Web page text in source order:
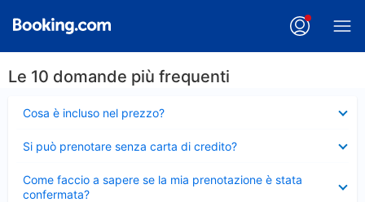
Le 10 domande più frequenti
Cosa è incluso nel prezzo?
chiuso
Si può prenotare senza carta di credito?
chiuso
Come faccio a sapere se la mia prenotazione è stata
confermata?
chiuso